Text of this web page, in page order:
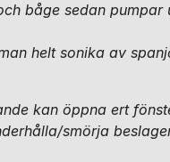
båge sedan
helt sonika av
kan öppna ert
smörja